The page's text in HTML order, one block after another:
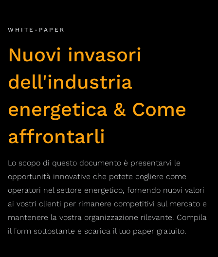
WHITE-PAPER
Nuovi invasori
dell'industria
energetica & Come
affrontarli
Lo scopo di questo documento è presentarvi le
opportunità innovative che potete cogliere come
operatori nel settore energetico, fornendo nuovi valori
ai vostri clienti per rimanere competitivi sul mercato e
mantenere la vostra organizzazione rilevante. Compila
il form sottostante e scarica il tuo paper gratuito.